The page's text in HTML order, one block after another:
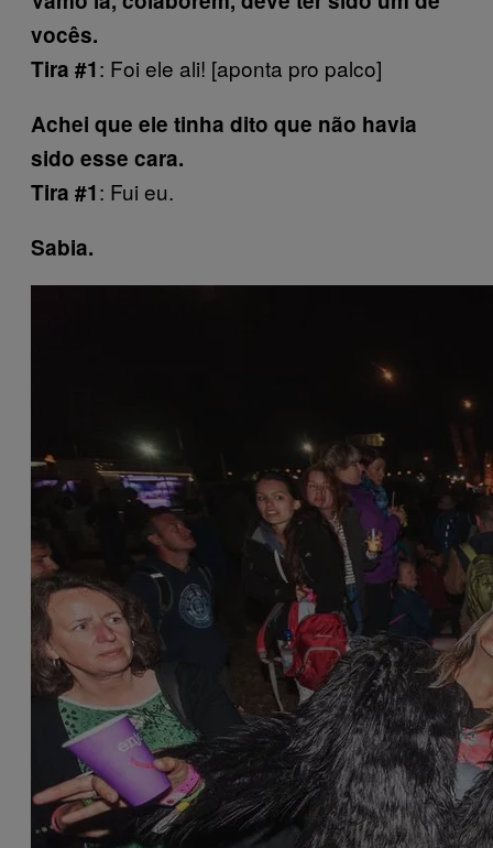
vocês.
Tira #1: Foi ele ali! [aponta pro palco]
Achei que ele tinha dito que não havia
sido esse cara.
Tira #1: Fui eu.
Sabia.